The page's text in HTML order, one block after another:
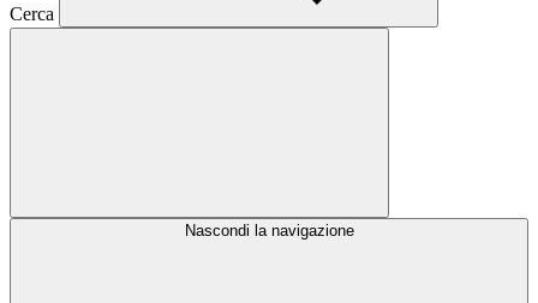
Cerca
Nascondi la navigazione